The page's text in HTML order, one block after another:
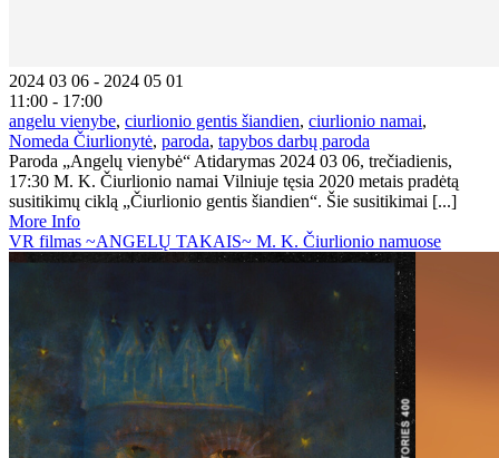
2024 03 06 - 2024 05 01
11:00 - 17:00
angelu vienybe, ciurlionio gentis šiandien, ciurlionio namai,
Nomeda Čiurlionytė, paroda, tapybos darbų paroda
Paroda „Angelų vienybė“ Atidarymas 2024 03 06, trečiadienis,
17:30 M. K. Čiurlionio namai Vilniuje tęsia 2020 metais pradėtą
susitikimų ciklą „Čiurlionio gentis šiandien“. Šie susitikimai [...]
More Info
VR filmas ~ANGELŲ TAKAIS~ M. K. Čiurlionio namuose